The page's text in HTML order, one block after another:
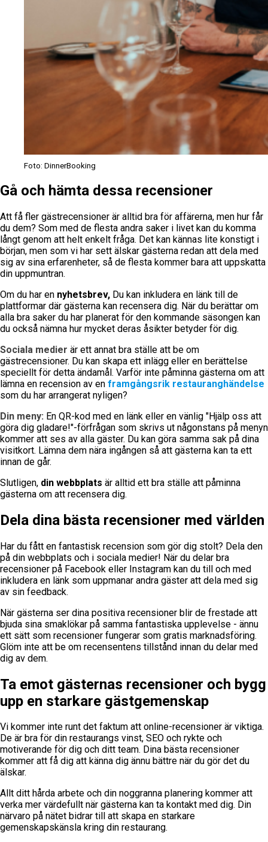
Foto: DinnerBooking
Gå och hämta dessa recensioner
Att få fler gästrecensioner är alltid bra för affärerna, men hur får
du dem? Som med de flesta andra saker i livet kan du komma
långt genom att helt enkelt fråga. Det kan kännas lite konstigt i
början, men som vi har sett älskar gästerna redan att dela med
sig av sina erfarenheter, så de flesta kommer bara att uppskatta
din uppmuntran.
Om du har en nyhetsbrev, Du kan inkludera en länk till de
plattformar där gästerna kan recensera dig. När du berättar om
alla bra saker du har planerat för den kommande säsongen kan
du också nämna hur mycket deras åsikter betyder för dig.
Sociala medier är ett annat bra ställe att be om
gästrecensioner. Du kan skapa ett inlägg eller en berättelse
speciellt för detta ändamål. Varför inte påminna gästerna om att
lämna en recension av en framgångsrik restauranghändelse
som du har arrangerat nyligen?
Din meny: En QR-kod med en länk eller en vänlig "Hjälp oss att
göra dig gladare!"-förfrågan som skrivs ut någonstans på menyn
kommer att ses av alla gäster. Du kan göra samma sak på dina
visitkort. Lämna dem nära ingången så att gästerna kan ta ett
innan de går.
Slutligen, din webbplats är alltid ett bra ställe att påminna
gästerna om att recensera dig.
Dela dina bästa recensioner med världen
Har du fått en fantastisk recension som gör dig stolt? Dela den
på din webbplats och i sociala medier! När du delar bra
recensioner på Facebook eller Instagram kan du till och med
inkludera en länk som uppmanar andra gäster att dela med sig
av sin feedback.
När gästerna ser dina positiva recensioner blir de frestade att
bjuda sina smaklökar på samma fantastiska upplevelse - ännu
ett sätt som recensioner fungerar som gratis marknadsföring.
Glöm inte att be om recensentens tillstånd innan du delar med
dig av dem.
Ta emot gästernas recensioner och bygg
upp en starkare gästgemenskap
Vi kommer inte runt det faktum att online-recensioner är viktiga.
De är bra för din restaurangs vinst, SEO och rykte och
motiverande för dig och ditt team. Dina bästa recensioner
kommer att få dig att känna dig ännu bättre när du gör det du
älskar.
Allt ditt hårda arbete och din noggranna planering kommer att
verka mer värdefullt när gästerna kan ta kontakt med dig. Din
närvaro på nätet bidrar till att skapa en starkare
gemenskapskänsla kring din restaurang.